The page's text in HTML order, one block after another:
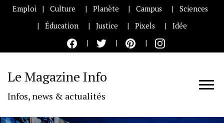
Emploi Culture Planète Campus
Sciences
Éducation
Justice Pixels Idée
Le Magazine Info
Infos, news & actualités